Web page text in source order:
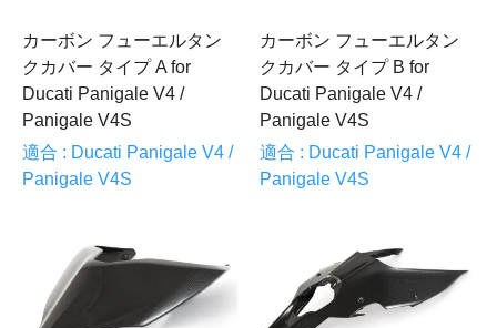
カーボン フューエルタン
クカバー タイプ A for
Ducati Panigale V4 /
Panigale V4S
適合 : Ducati Panigale V4 /
Panigale V4S
カーボン フューエルタン
クカバー タイプ B for
Ducati Panigale V4 /
Panigale V4S
適合 : Ducati Panigale V4 /
Panigale V4S